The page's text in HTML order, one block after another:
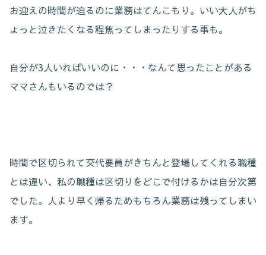
お迎えの時間が迫るのに業務はてんこもり。いい大人がち
ょっと泣きたくなる程焦ってしまったりする事も。
自分が3人いればいいのに・・・なんて思ったことがある
ママさんもいるのでは？
時間で区切られて交代要員がきちんと登場してくれる職種
とは違い、私の職種は区切りをどこで付けるかは自分次第
でした。人より早く帰るためもちろん業務は残ってしまい
ます。